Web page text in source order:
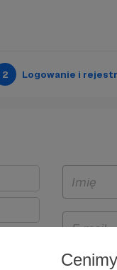
2 Logowanie i